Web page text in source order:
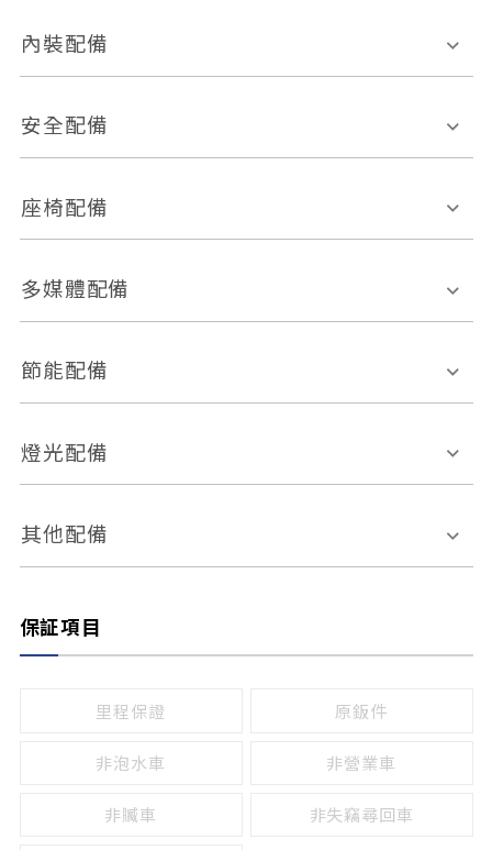
電動天窗
後視鏡方向指示燈
內裝配備
多功能方向盤
恆溫空調
安全配備
前座正面氣囊
ABS防鎖死
車道偏離警示
自動停車系統 盲點偵測系統
倒車雷達
座椅配備
皮椅
無
有
多媒體配備
外部音源接入
節能配備
引擎啟閉系統
燈光配備
感應頭燈
頭燈光源
其他配備
保証項目
里程保證 原鈑件
非泡水車 非營業車
非贓車 非失竊尋回車